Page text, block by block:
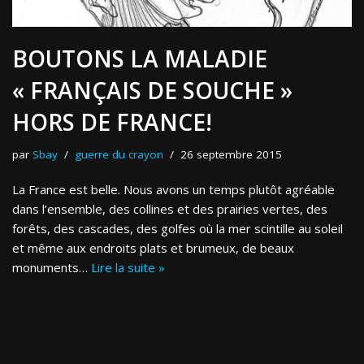
BOUTONS LA MALADIE
« FRANÇAIS DE SOUCHE »
HORS DE FRANCE!
par Sbay guerre du crayon 26 septembre 2015
La France est belle. Nous avons un temps plutôt agréable
dans l’ensemble, des collines et des prairies vertes, des
forêts, des cascades, des golfes où la mer scintille au soleil
et même aux endroits plats et brumeux, de beaux
monuments… Lire la suite »